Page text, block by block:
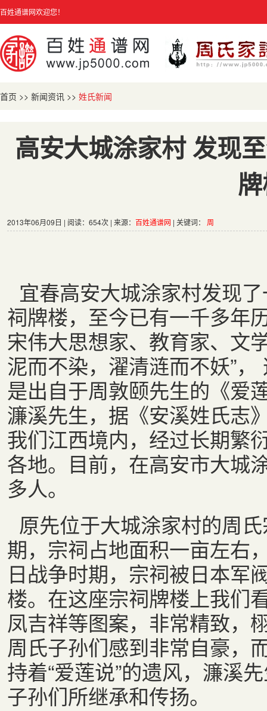
百姓通谱网欢迎您！
首页 >> 新闻资讯 >> 姓氏新闻
高安大城涂家村 发现
2013年06月09日 | 阅读：654次 | 来源： 百姓通谱网 | 关键词： 周
宜春高安大城涂家村发现
祠牌楼，至今已有一千多年
宋伟大思想家、教育家、文
泥而不染，濯清涟而不妖”
是出自于周敦颐先生的《爱
濂溪先生，据《安溪姓氏志
我们江西境内，经过长期繁
各地。目前，在高安市大城
多人。
原先位于大城涂家村的周
期，宗祠占地面积一亩左右
日战争时期，宗祠被日本军
楼。在这座宗祠牌楼上我们
凤吉祥等图案，非常精致，
周氏子孙们感到非常自豪，
持着“爱莲说”的遗风，濂溪
子孙们所继承和传扬。